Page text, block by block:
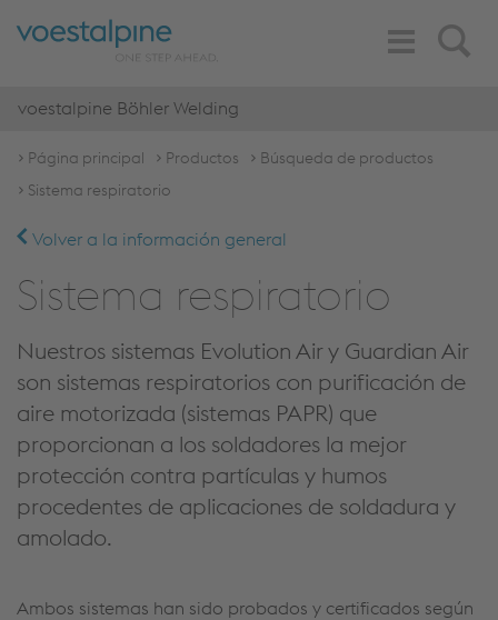
Search
Toggle
Navigation
voestalpine Böhler Welding
Página principal Productos
Búsqueda de productos
Sistema respiratorio
Volver a la información general
Sistema respiratorio
Nuestros sistemas Evolution Air y Guardian Air
son sistemas respiratorios con purificación de
aire motorizada (sistemas PAPR) que
proporcionan a los soldadores la mejor
protección contra partículas y humos
procedentes de aplicaciones de soldadura y
amolado.
Ambos sistemas han sido probados y certificados según